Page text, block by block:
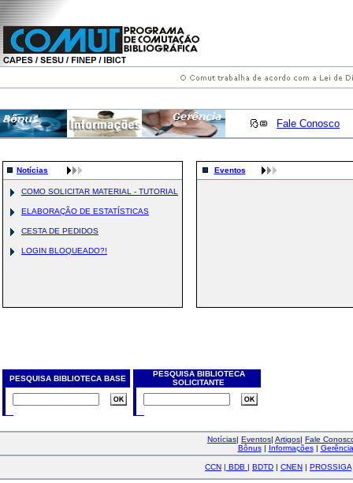
Fale Conosco
Notícias
COMO SOLICITAR MATERIAL - TUTORIAL
ELABORAÇÃO DE ESTATÍSTICAS
CESTA DE PEDIDOS
LOGIN BLOQUEADO?!
Eventos
PESQUISA BIBLIOTECA BASE
PESQUISA BIBLIOTECA
SOLICITANTE
Notícias| Eventos| Artigos| Fale
Bônus| Informações| Gerência
CCN | BDB | BDTD | CNEN | PROSSIGA